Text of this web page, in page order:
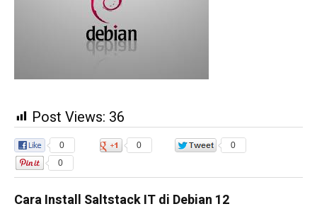
Post Views: 36
0 0
0
0
Cara Install Saltstack IT di Debian 12